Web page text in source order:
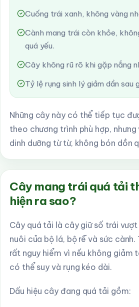
Cuống trái xanh, không vàng
Cành mang trái còn khỏe,
quá yếu.
Cây không rũ rõ khi gặp nắng
Tỷ lệ rụng sinh lý giảm dần sau
Những cây này có thể tiếp tục
theo chương trình phù hợp,
dinh dưỡng từ từ, không bón dồn
Cây mang trái quá tải
hiện ra sao?
Cây quá tải là cây giữ số trái vượt
nuôi của bộ lá, bộ rễ và sức cành.
rất nguy hiểm vì nếu không giảm
có thể suy và rụng kéo dài.
Dấu hiệu cây đang quá tải gồm: